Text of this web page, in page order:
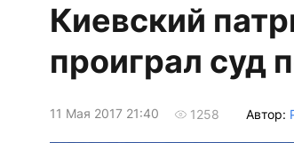
Киевский
проиграл суд
11 Мая 2017 21:40 1258 Автор: